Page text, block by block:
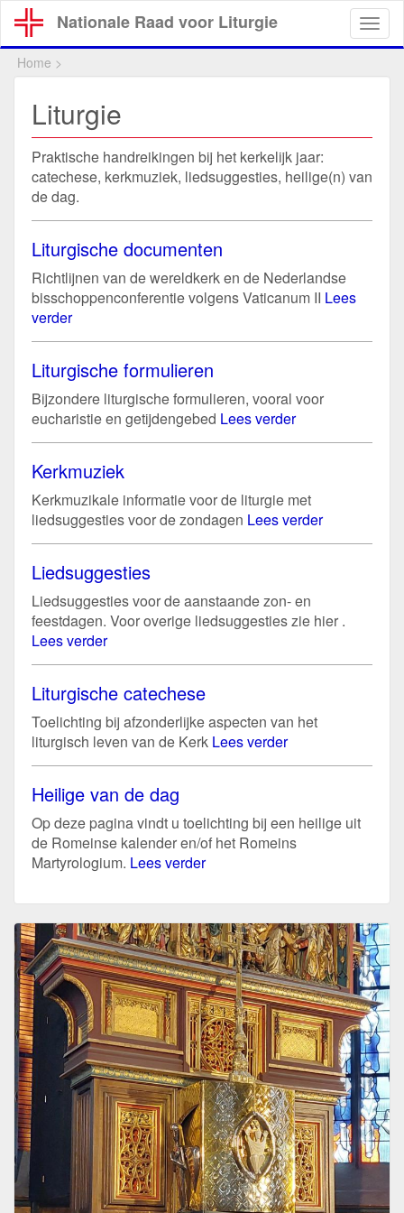
Overslaan
en
naar
Nationale Raad voor Liturgie
Home >
Liturgie
Praktische handreikingen bij het kerkelijk jaar:
catechese, kerkmuziek, liedsuggesties, heilige(n) van
de dag.
Liturgische documenten
Richtlijnen van de wereldkerk en de Nederlandse
bisschoppenconferentie volgens Vaticanum II Lees
verder
Liturgische formulieren
Bijzondere liturgische formulieren, vooral voor
eucharistie en getijdengebed Lees verder
Kerkmuziek
Kerkmuzikale informatie voor de liturgie met
liedsuggesties voor de zondagen Lees verder
Liedsuggesties
Liedsuggesties voor de aanstaande zon- en
feestdagen. Voor overige liedsuggesties zie hier .
Lees verder
Liturgische catechese
Toelichting bij afzonderlijke aspecten van het
liturgisch leven van de Kerk Lees verder
Heilige van de dag
Op deze pagina vindt u toelichting bij een heilige uit
de Romeinse kalender en/of het Romeins
Martyrologium. Lees verder